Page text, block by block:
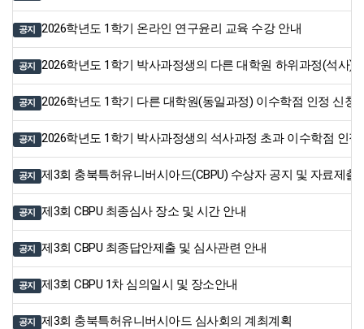
공지 2026학년도 1학기 온라인 연구윤리 교육 수강 안내
공지 2026학년도 1학기 박사과정생의 다른 대학원 하위과정(석사)
공지 2026학년도 1학기 다른 대학원(동일과정) 이수학점 인정 신청
공지 2026학년도 1학기 박사과정생의 석사과정 초과 이수학점 인
공지 제3회 충북특허유니버시아드(CBPU) 수상자 공지 및 자료제출
공지 제3회 CBPU 최종심사 장소 및 시간 안내
공지 제3회 CBPU 최종답안제출 및 심사관련 안내
공지 제3회 CBPU 1차 심의일시 및 장소안내
공지 제3회 충북특허유니버시아드 심사회의 계최계획